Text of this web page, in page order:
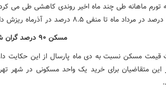
تورم ماهانه طی چند ماه اخیر روندی کاهشی طی می
مسکن ۹۰ درصد گران شد